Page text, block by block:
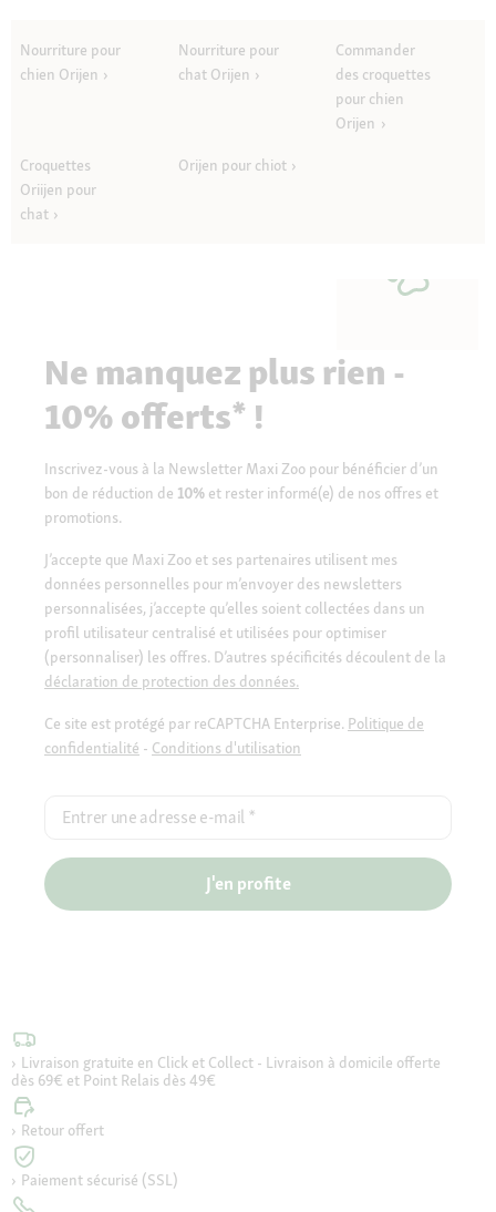
Nourriture pour
chien Orijen
Nourriture pour
chat Orijen
Commander
des croquettes
pour chien
Orijen
Croquettes
Oriijen pour
chat
Orijen pour chiot
Ne manquez plus rien -
10% offerts* !
Inscrivez-vous à la Newsletter Maxi Zoo pour bénéficier d’un
bon de réduction de 10% et rester informé(e) de nos offres et
promotions.
J’accepte que Maxi Zoo et ses partenaires utilisent mes
données personnelles pour m’envoyer des newsletters
personnalisées, j’accepte qu’elles soient collectées dans un
profil utilisateur centralisé et utilisées pour optimiser
(personnaliser) les offres. D’autres spécificités découlent de la
déclaration de protection des données.
Ce site est protégé par reCAPTCHA Enterprise. Politique de
confidentialité - Conditions d'utilisation
Entrer une adresse e-mail *
J'en profite
Livraison gratuite en Click et Collect - Livraison à domicile offerte
dès 69€ et Point Relais dès 49€
Retour offert
Paiement sécurisé (SSL)